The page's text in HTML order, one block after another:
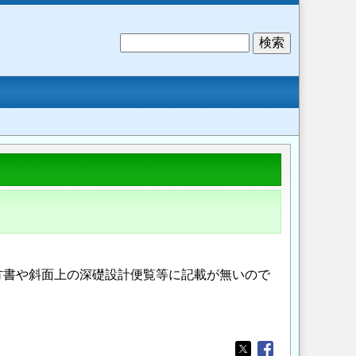
や斜面上の深礎設計便覧等に記載が無いので